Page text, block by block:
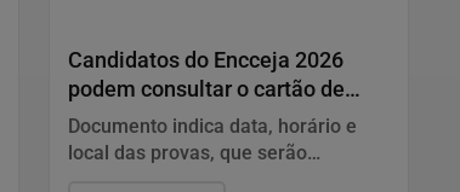
Candidatos do Encceja 2026
podem consultar o cartão de
inscrição
Documento indica data, horário e
local das provas, que serão